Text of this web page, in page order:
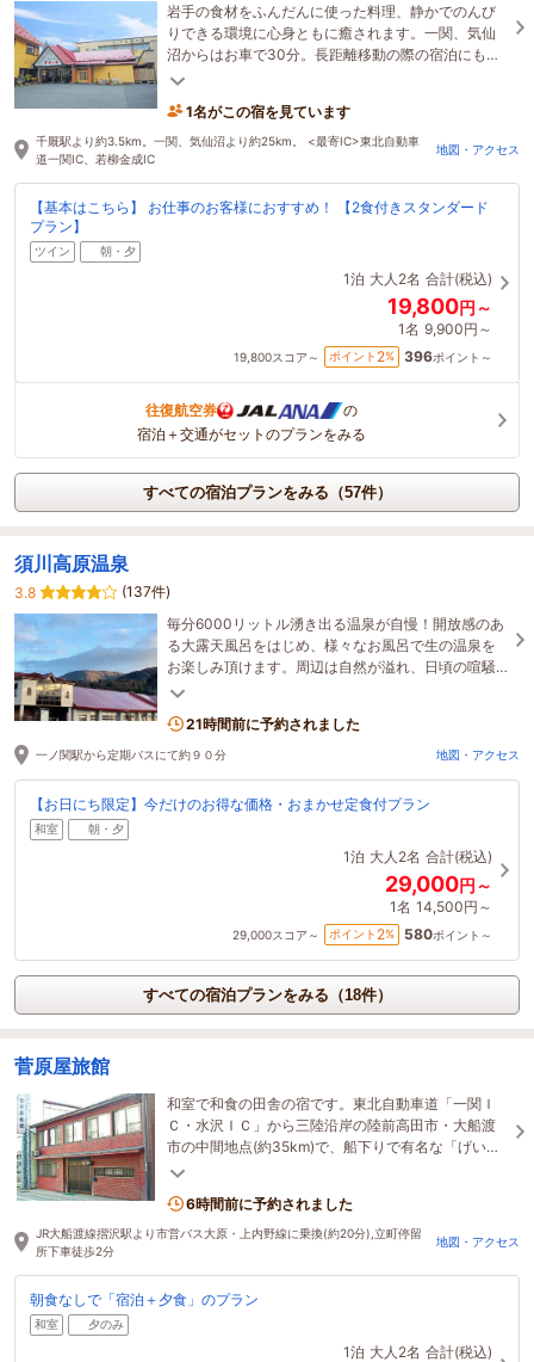
岩手の食材をふんだんに使った料理、静かでのんび
りできる環境に心身ともに癒されます。一関、気仙
沼からはお車で30分。長距離移動の際の宿泊にも便
利な立地です。
1名がこの宿を見ています
千厩駅より約3.5km。一関、気仙沼より約25km。 <最寄IC>東北自動車
道一関IC、若柳金成IC
地図・アクセス
【基本はこちら】 お仕事のお客様におすすめ！ 【2食付きスタンダード
プラン】
ツイン 朝・夕
1泊 大人2名 合計(税込)
19,800円～
1名 9,900円～
19,800スコア～ ポイント 2% 396ポイント～
往復航空券
の
宿泊＋交通がセットのプランをみる
すべての宿泊プランをみる（57件）
須川高原温泉
3.8
(137件)
毎分6000リットル湧き出る温泉が自慢！開放感のあ
る大露天風呂をはじめ、様々なお風呂で生の温泉を
お楽しみ頂けます。周辺は自然が溢れ、日頃の喧騒
を離れてお寛ぎ頂けます。登山等の拠点にも最適！
21時間前に予約されました
一ノ関駅から定期バスにて約９０分 地図・アクセス
【お日にち限定】今だけのお得な価格・おまかせ定食付プラン
和室 朝・夕
1泊 大人2名 合計(税込)
29,000円～
1名 14,500円～
29,000スコア～ ポイント 2% 580ポイント～
すべての宿泊プランをみる（18件）
菅原屋旅館
和室で和食の田舎の宿です。東北自動車道「一関Ｉ
Ｃ・水沢ＩＣ」から三陸沿岸の陸前高田市・大船渡
市の中間地点(約35km)で、船下りで有名な「げいび
渓」から東へ16kmの位置です。全室インターネット
6時間前に予約されました
JR大船渡線摺沢駅より市営バス大原・上内野線に乗換(約20分),立町停留
所下車徒歩2分
地図・アクセス
朝食なしで「宿泊＋夕食」のプラン
和室 夕のみ
1泊 大人2名 合計(税込)